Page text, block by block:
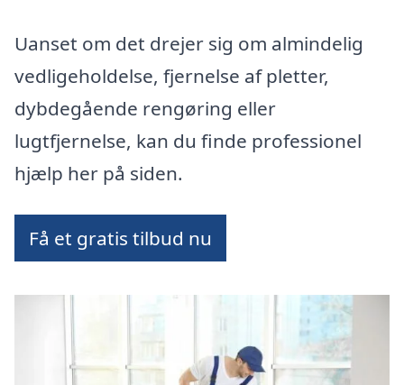
Uanset om det drejer sig om almindelig
vedligeholdelse, fjernelse af pletter,
dybdegående rengøring eller
lugtfjernelse, kan du finde professionel
hjælp her på siden.
Få et gratis tilbud nu